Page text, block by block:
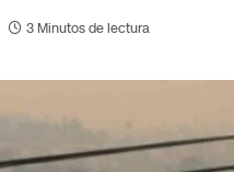
3 Minutos de lectura